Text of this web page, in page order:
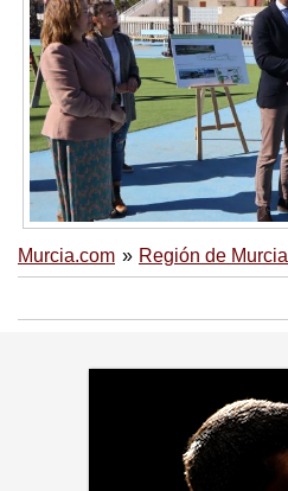
Murcia.com Región de Murcia